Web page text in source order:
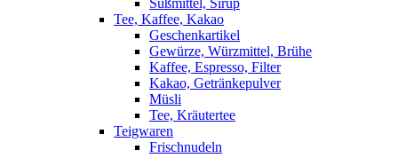
Süßmittel, Sirup
Tee, Kaffee, Kakao
Geschenkartikel
Gewürze, Würzmittel, Brühe
Kaffee, Espresso, Filter
Kakao, Getränkepulver
Müsli
Tee, Kräutertee
Teigwaren
Frischnudeln